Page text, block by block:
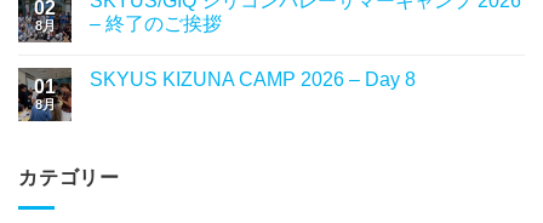
02
8月
– 終了のご挨拶
01
8月
SKYUS KIZUNA CAMP 2026 – Day 8
カテゴリー